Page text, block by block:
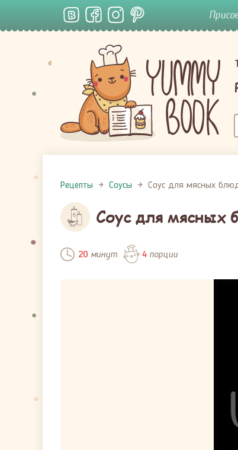
Рецепты Соусы Соус для мясных
Соус для мясных
20минут 4порции